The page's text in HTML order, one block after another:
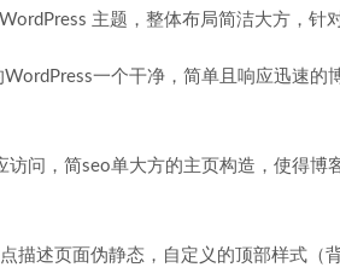
主题，整体布局简洁大方，针
一个干净，简单且响应迅速的
问，简seo单大方的主页构造，使得博
描述页面伪静态，自定义的顶部样式（